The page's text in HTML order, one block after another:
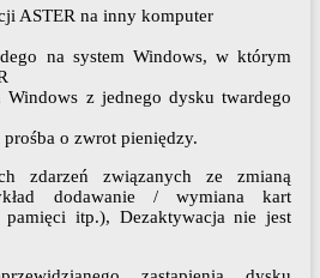
ASTER na inny komputer
na system Windows, w którym
Windows z jednego dysku twardego
o zwrot pieniędzy.
zdarzeń związanych ze zmianą
dodawanie / wymiana kart
pamięci itp.), Dezaktywacja nie jest